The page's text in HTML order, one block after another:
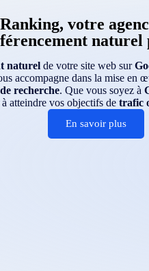
votre
naturel de votre site web sur
accompagne dans la mise en
recherche. Que vous soyez à
atteindre vos objectifs de trafic
En savoir plus